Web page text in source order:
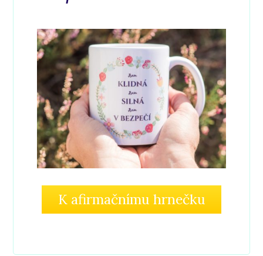
K afirmačnímu hrnečku